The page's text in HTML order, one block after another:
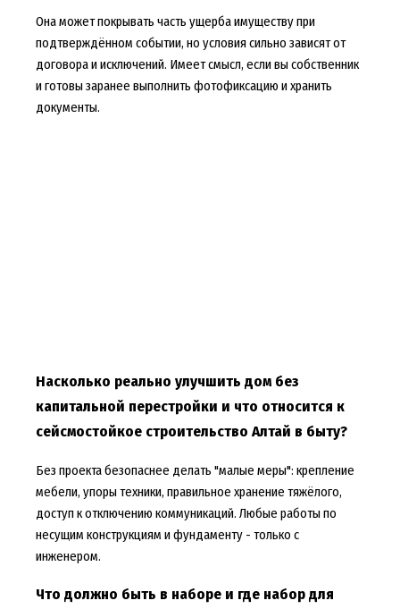
Она может покрывать часть ущерба имуществу при
подтверждённом событии, но условия сильно зависят от
договора и исключений. Имеет смысл, если вы собственник
и готовы заранее выполнить фотофиксацию и хранить
документы.
Насколько реально улучшить дом без
капитальной перестройки и что относится к
сейсмостойкое строительство Алтай в быту?
Без проекта безопаснее делать "малые меры": крепление
мебели, упоры техники, правильное хранение тяжёлого,
доступ к отключению коммуникаций. Любые работы по
несущим конструкциям и фундаменту - только с
инженером.
Что должно быть в наборе и где набор для